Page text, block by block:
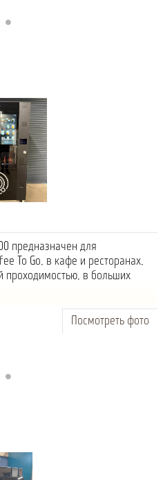
предназначен для
To Go, в кафе и ресторанах,
проходимостью, в больших
Посмотреть фото